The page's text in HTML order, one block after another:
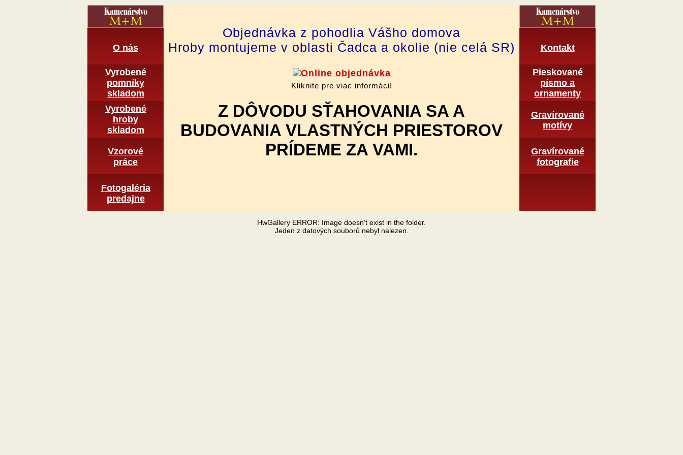
O nás
Vyrobené
pomní­ky
skladom
Vyrobené
hroby
skladom
Vzorové
práce
Fotogaléria
predajne
Objednávka z pohodlia Vášho domova
Hroby montujeme v oblasti Čadca a okolie (nie celá SR)
Kliknite pre viac informácií
Z DÔVODU SŤAHOVANIA SA A
BUDOVANIA VLASTNÝCH PRIESTOROV
PRÍDEME ZA VAMI.
Kontakt
Pieskované
pí­smo a
ornamenty
Gravírované
motí­vy
Graví­rované
fotografie
HwGallery ERROR: Image doesn't exist in the folder.
Jeden z datových souborů nebyl nalezen.